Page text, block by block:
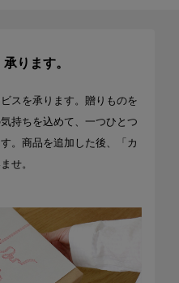
ります。
スを承ります。贈りものを
持ちを込めて、一つひとつ
。商品を追加した後、「カ
せ。